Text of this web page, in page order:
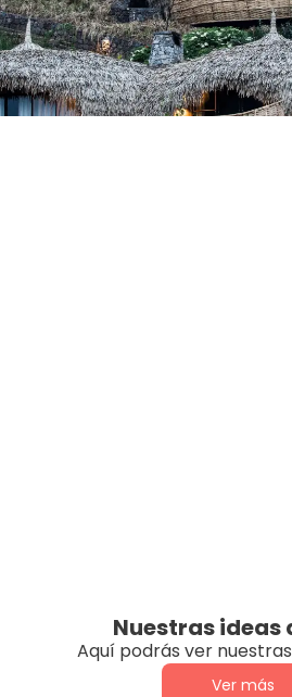
Nuestras ideas
Aquí podrás ver
Ver más